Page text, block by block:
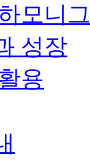
모니
성장
용